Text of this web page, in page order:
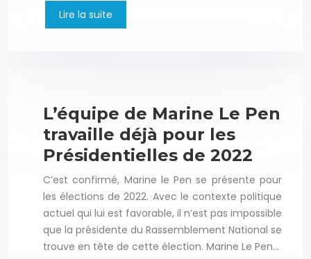
Lire la suite
L’équipe de Marine Le Pen
travaille déjà pour les
Présidentielles de 2022
C’est confirmé, Marine le Pen se présente pour
les élections de 2022. Avec le contexte politique
actuel qui lui est favorable, il n’est pas impossible
que la présidente du Rassemblement National se
trouve en tête de cette élection. Marine Le Pen…